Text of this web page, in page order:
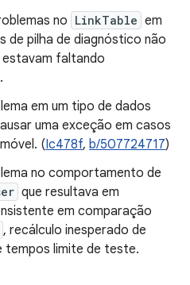
no LinkTable em
de pilha de diagnóstico não
faltando
em um tipo de dados
uma exceção em casos
(Ic478f, b/507724717)
no comportamento de
que resultava em
em comparação
, recálculo inesperado de
tempos limite de teste.